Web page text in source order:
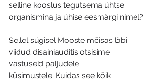
selline kooslus tegutsema ühtse
organismina ja ühise eesmärgi nimel?
Sellel sügisel Mooste mõisas läbi
viidud disainiauditis otsisime
vastuseid paljudele
küsimustele: Kuidas see kõik